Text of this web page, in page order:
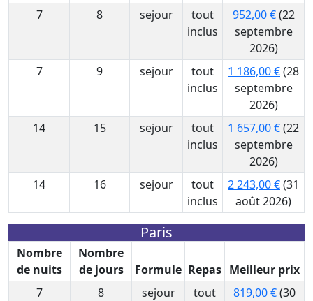
7
8 sejour
tout
inclus
952,00 €(22
septembre
2026)
7
9 sejour
tout
inclus
1 186,00 €(28
septembre
2026)
14
15 sejour
tout
inclus
1 657,00 €(22
septembre
2026)
14
16 sejour
tout
inclus
2 243,00 €(31
août 2026)
Paris
Nombre
de nuits
Nombre
de jours
Formule Repas Meilleur prix
7
8 sejour
tout
819,00 €(30